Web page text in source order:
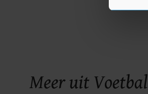
Meer uit Voetbal